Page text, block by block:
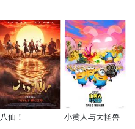
八仙！ 小黄人与大怪兽